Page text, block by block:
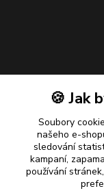
🍪 Jak
Soubory
našeho e-
sledování
kampaní,
používání